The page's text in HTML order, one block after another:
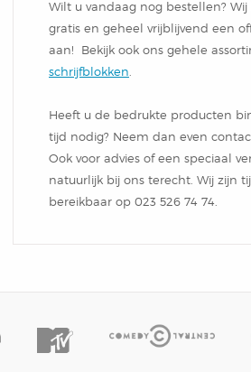
Wilt u vandaag nog bestellen?
gratis en geheel vrijblijvend een
aan! Bekijk ook ons gehele
schrijfblokken
Heeft u de bedrukte producten
tijd nodig? Neem dan even
Ook voor advies of een speciaal
natuurlijk bij ons terecht. Wij zijn
bereikbaar op 023 526 74 74.